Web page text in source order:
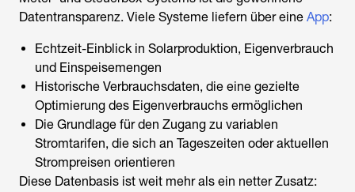
Datentransparenz. Viele Systeme liefern über eine App:
Echtzeit-Einblick in Solarproduktion, Eigenverbrauch
und Einspeisemengen
Historische Verbrauchsdaten, die eine gezielte
Optimierung des Eigenverbrauchs ermöglichen
Die Grundlage für den Zugang zu variablen
Stromtarifen, die sich an Tageszeiten oder aktuellen
Strompreisen orientieren
Diese Datenbasis ist weit mehr als ein netter Zusatz: